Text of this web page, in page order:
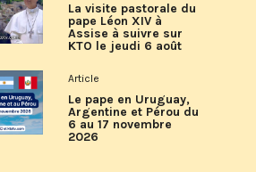
La visite pastorale du
pape Léon XIV à
Assise à suivre sur
KTO le jeudi 6 août
Article
Le pape en Uruguay,
Argentine et Pérou du
6 au 17 novembre
2026